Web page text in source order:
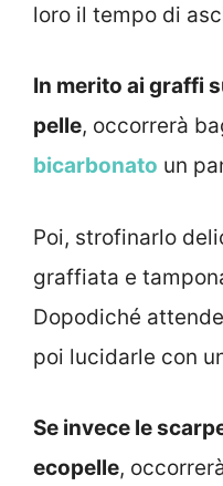
loro il tempo di
In merito ai graffi
pelle, occorrerà
bicarbonato un
Poi, strofinarlo
graffiata e
Dopodiché
poi lucidarle con
Se invece le
ecopelle,